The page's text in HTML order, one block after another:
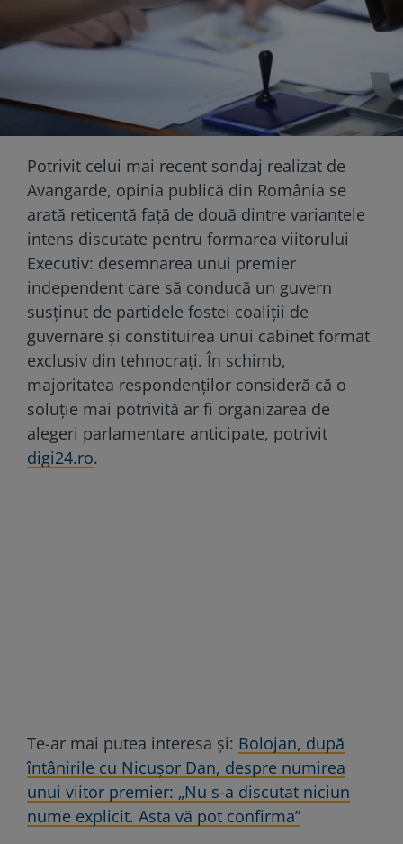
Potrivit celui mai recent sondaj realizat de
Avangarde, opinia publică din România se
arată reticentă față de două dintre variantele
intens discutate pentru formarea viitorului
Executiv: desemnarea unui premier
independent care să conducă un guvern
susținut de partidele fostei coaliții de
guvernare și constituirea unui cabinet format
exclusiv din tehnocrați. În schimb,
majoritatea respondenților consideră că o
soluție mai potrivită ar fi organizarea de
alegeri parlamentare anticipate, potrivit
digi24.ro.
Te-ar mai putea interesa și: Bolojan, după
întânirile cu Nicușor Dan, despre numirea
unui viitor premier: „Nu s-a discutat niciun
nume explicit. Asta vă pot confirma”